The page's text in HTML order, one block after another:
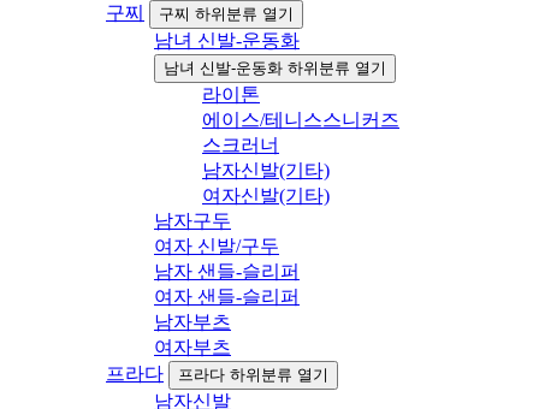
구찌
구찌 하위분류 열기
남녀 신발-운동화
남녀 신발-운동화 하위분류 열기
라이톤
에이스/테니스스니커즈
스크러너
남자신발(기타)
여자신발(기타)
남자구두
여자 신발/구두
남자 샌들-슬리퍼
여자 샌들-슬리퍼
남자부츠
여자부츠
프라다
프라다 하위분류 열기
남자신발